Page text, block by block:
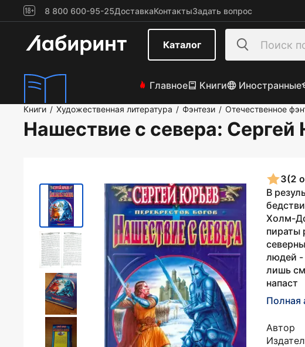
8 800 600-95-25ДоставкаКонтактыЗадать вопрос
Каталог
Главное Книги Иностранные
Книги / Художественная литература / Фэнтези / Отечественное
Нашествие с севера:
3(2
В
Холм-
пираты
людей -
лишь
напаст
Полная
Автор